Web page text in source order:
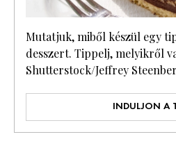
Mutatjuk, miből készül egy
desszert. Tippelj, melyikről
Shutterstock/Jeffrey
INDULJON A